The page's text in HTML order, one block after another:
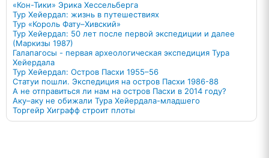
«Кон-Тики» Эрика Хессельберга
Тур Хейердал: жизнь в путешествиях
Тур «Король Фату–Хивский»
Тур Хейердал: 50 лет после первой экспедиции и далее
(Маркизы 1987)
Галапагосы - первая археологическая экспедиция Тура
Хейердала
Тур Хейердал: Остров Пасхи 1955–56
Статуи пошли. Экспедиция на остров Пасхи 1986-88
А не отправиться ли нам на остров Пасхи в 2014 году?
Аку–аку не обижали Тура Хейердала-младшего
Торгейр Хиграфф строит плоты